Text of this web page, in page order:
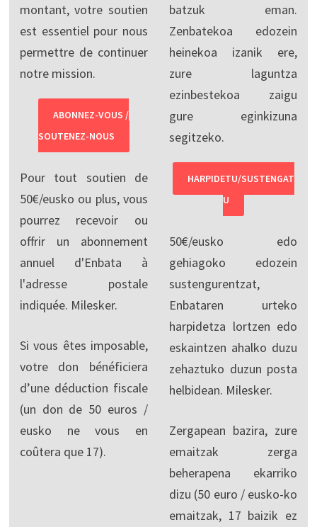
montant, votre soutien
est essentiel pour nous
permettre de continuer
notre mission.
ABONNEZ-VOUS /
SOUTENEZ-NOUS
Pour tout soutien de
50€/eusko ou plus, vous
pourrez recevoir ou
offrir un abonnement
annuel d'Enbata à
l'adresse postale
indiquée. Milesker.
Si vous êtes imposable,
votre don bénéficiera
d’une déduction fiscale
(un don de 50 euros /
eusko ne vous en
coûtera que 17).
batzuk eman.
Zenbatekoa edozein
heinekoa izanik ere,
zure laguntza
ezinbestekoa zaigu
gure eginkizuna
segitzeko.
HARPIDETU/SUSTENGAT
U
50€/eusko edo
gehiagoko edozein
sustengurentzat,
Enbataren urteko
harpidetza lortzen edo
eskaintzen ahalko duzu
zehaztuko duzun posta
helbidean. Milesker.
Zergapean bazira, zure
emaitzak zerga
beherapena ekarriko
dizu (50 euro / eusko-ko
emaitzak, 17 baizik ez